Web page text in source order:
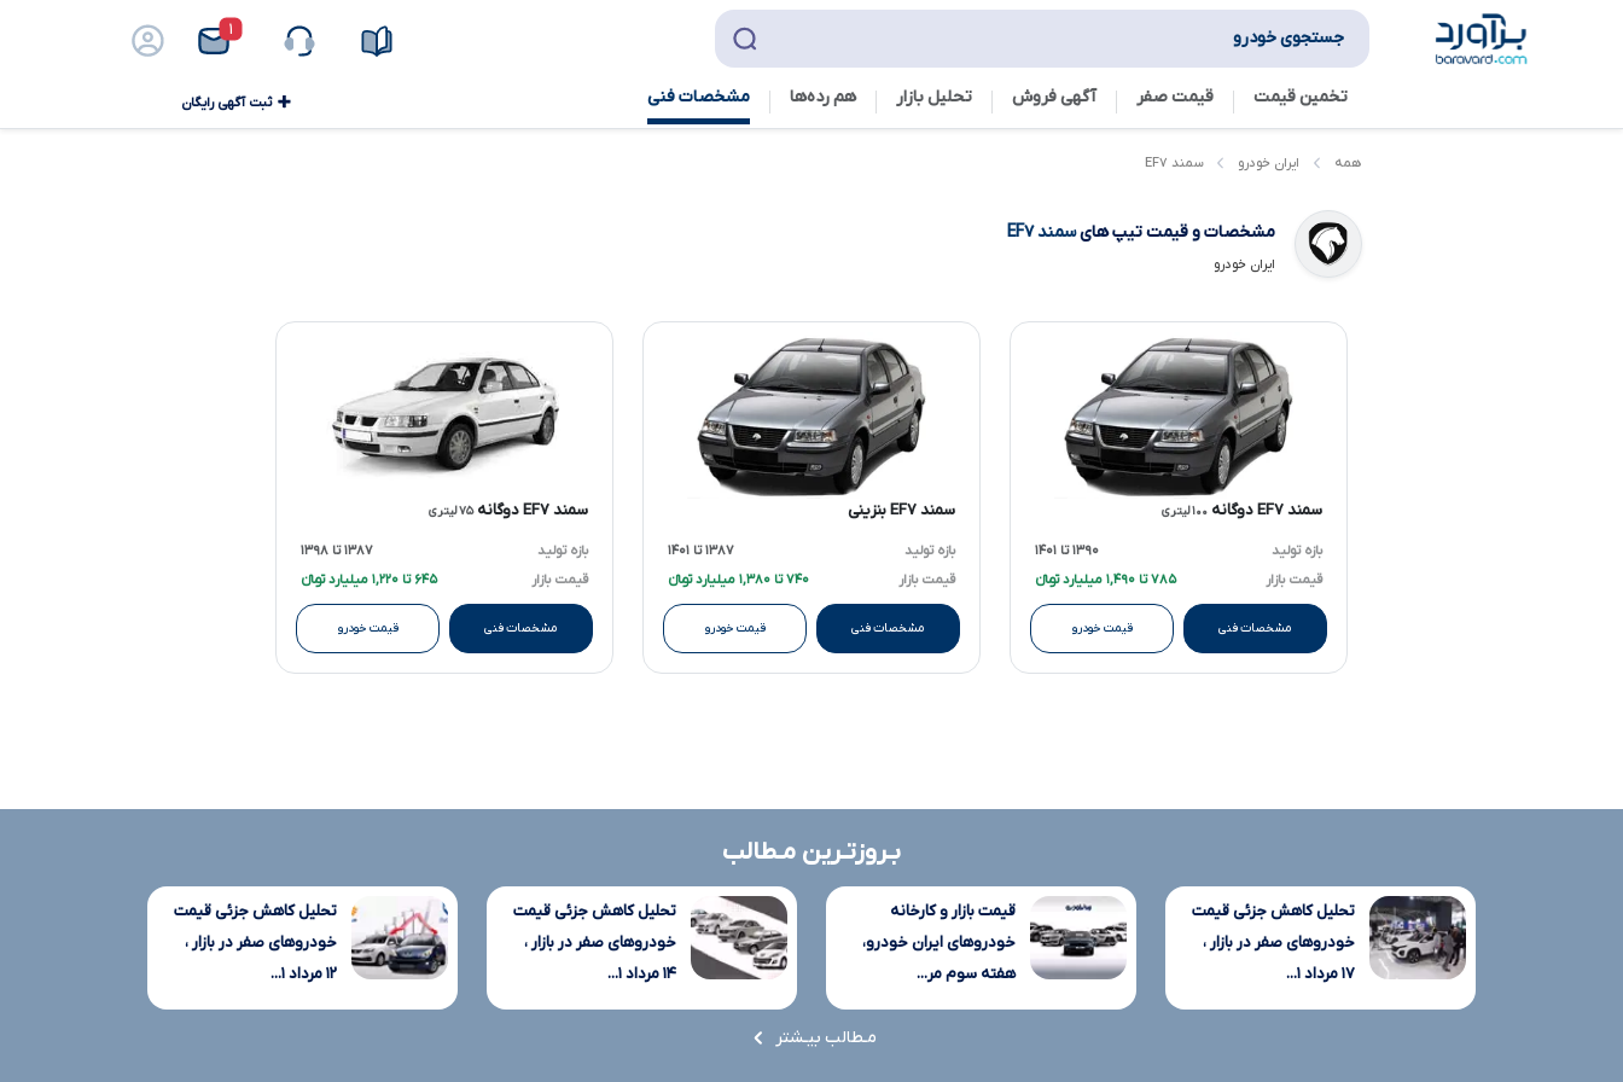
۱ جستجوی خودرو
تخمین قیمت قیمت صفر آگهی فروش تحلیل بازار هم رده‌ها‌ مشخصات فنی ثبت آگهی رایگان
همه ایران خودرو سمند EF۷
مشخصات و قیمت تیپ هایسمند EF۷
ایران خودرو
سمند EF۷ دوگانه ۱۰۰ لیتری
بازه تولید
۱۳۹۰ تا ۱۴۰۱
قیمت بازار
۷۸۵ تا ۱,۴۹۰ میلیارد تومانءءء
مشخصات فنی قیمت خودرو
سمند EF۷ بنزینی
بازه تولید
۱۳۸۷ تا ۱۴۰۱
قیمت بازار
۷۴۰ تا ۱,۳۸۰ میلیارد تومانءءء
مشخصات فنی قیمت خودرو
سمند EF۷ دوگانه ۷۵ لیتری
بازه تولید
۱۳۸۷ تا ۱۳۹۸
قیمت بازار
۶۴۵ تا ۱,۲۲۰ میلیارد تومانءءء
مشخصات فنی قیمت خودرو
بـروزتـرین مـطالب
تحلیل کاهش جزئی قیمت
خودروهای صفر در بازار ،
۱۷ مرداد ۱...
قیمت بازار و کارخانه
خودروهای ایران خودرو،
هفته سوم مر...
تحلیل کاهش جزئی قیمت
خودروهای صفر در بازار ،
۱۴ مرداد ۱...
تحلیل کاهش جزئی قیمت
خودروهای صفر در بازار ،
۱۲ مرداد ۱...
مـطالب بیـشتر